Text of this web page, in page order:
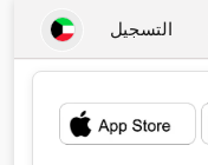
التسجيل